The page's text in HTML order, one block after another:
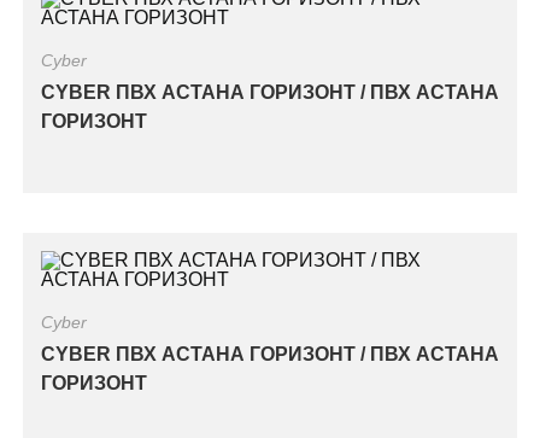
Cyber
CYBER ПВХ АСТАНА ГОРИЗОНТ / ПВХ АСТАНА
ГОРИЗОНТ
Cyber
CYBER ПВХ АСТАНА ГОРИЗОНТ / ПВХ АСТАНА
ГОРИЗОНТ